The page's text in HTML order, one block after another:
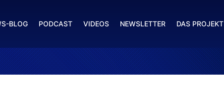
BLOG PODCAST VIDEOS NEWSLETTER DAS PROJEKT